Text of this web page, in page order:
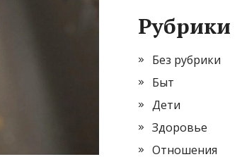
Рубрики
Без рубрики
Быт
Дети
Здоровье
Отношения